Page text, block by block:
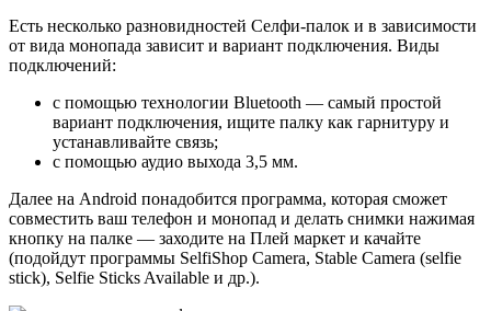
Есть несколько разновидностей Селфи-палок и в зависимости
от вида монопада зависит и вариант подключения. Виды
подключений:
с помощью технологии Bluetooth — самый простой
вариант подключения, ищите палку как гарнитуру и
устанавливайте связь;
с помощью аудио выхода 3,5 мм.
Далее на Android понадобится программа, которая сможет
совместить ваш телефон и монопад и делать снимки нажимая
кнопку на палке — заходите на Плей маркет и качайте
(подойдут программы SelfiShop Camera, Stable Camera (selfie
stick), Selfie Sticks Available и др.).